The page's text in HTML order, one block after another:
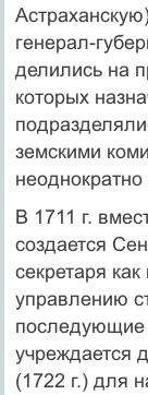
генерал-
делились на
которых
земскими
В 1711 г.
создается
секретаря
управлению
последующие
учреждается
(1722 г.) для